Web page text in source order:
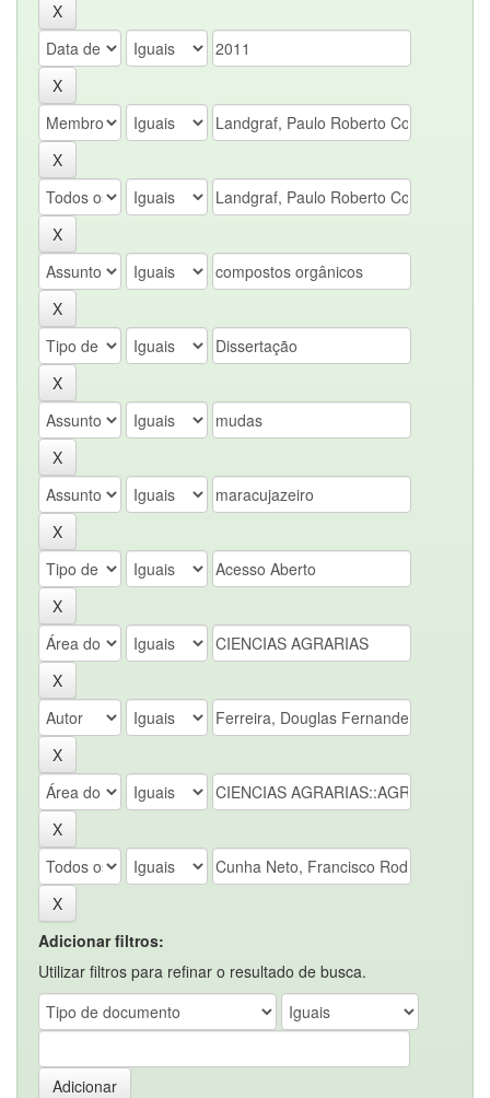
Adicionar filtros:
Utilizar filtros para refinar o resultado de busca.